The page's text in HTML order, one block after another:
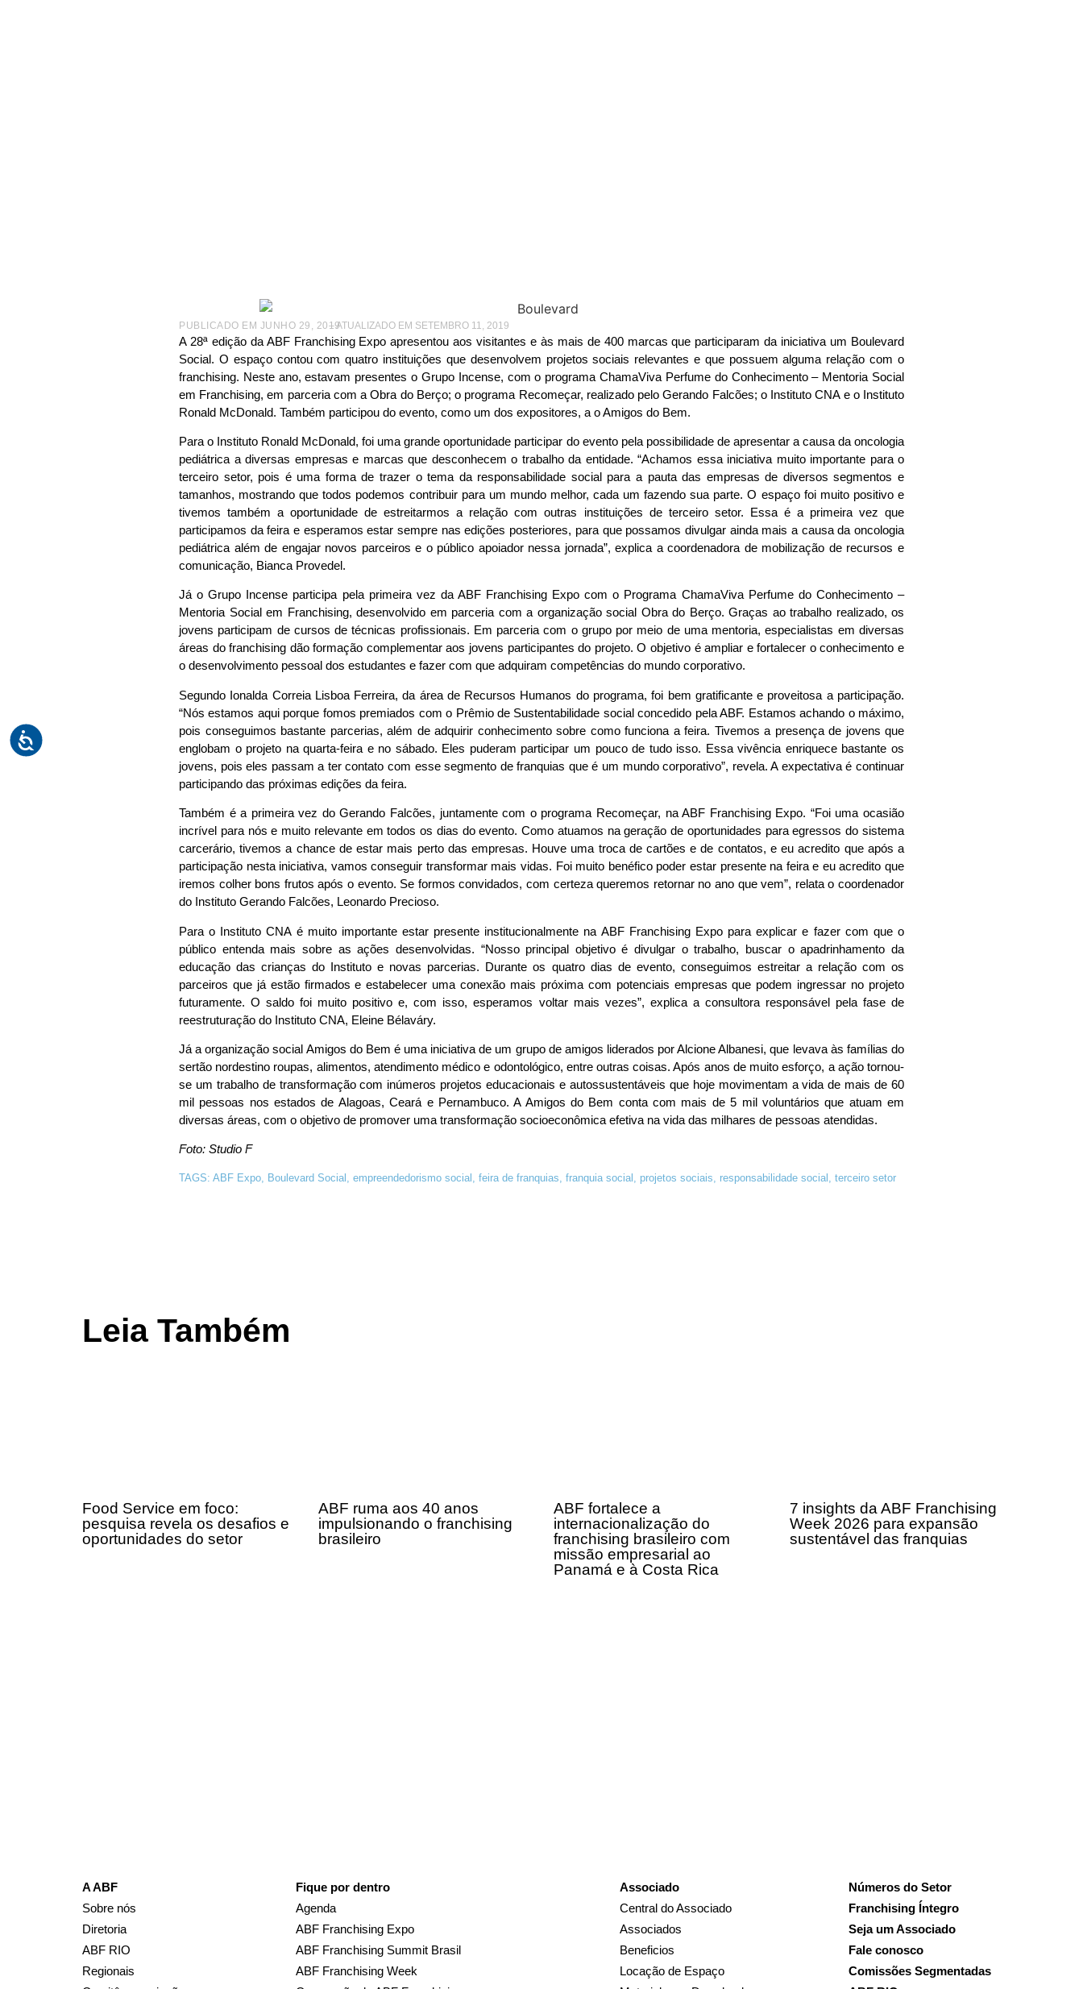
PUBLICADO EM JUNHO 29, 2019– ATUALIZADO EM SETEMBRO 11, 2019
A 28ª edição da ABF Franchising Expo apresentou aos visitantes e às mais de 400 marcas que participaram da iniciativa um Boulevard
Social. O espaço contou com quatro instituições que desenvolvem projetos sociais relevantes e que possuem alguma relação com o
franchising. Neste ano, estavam presentes o Grupo Incense, com o programa ChamaViva Perfume do Conhecimento – Mentoria Social
em Franchising, em parceria com a Obra do Berço; o programa Recomeçar, realizado pelo Gerando Falcões; o Instituto CNA e o Instituto
Ronald McDonald. Também participou do evento, como um dos expositores, a o Amigos do Bem.
Para o Instituto Ronald McDonald, foi uma grande oportunidade participar do evento pela possibilidade de apresentar a causa da oncologia
pediátrica a diversas empresas e marcas que desconhecem o trabalho da entidade. “Achamos essa iniciativa muito importante para o
terceiro setor, pois é uma forma de trazer o tema da responsabilidade social para a pauta das empresas de diversos segmentos e
tamanhos, mostrando que todos podemos contribuir para um mundo melhor, cada um fazendo sua parte. O espaço foi muito positivo e
tivemos também a oportunidade de estreitarmos a relação com outras instituições de terceiro setor. Essa é a primeira vez que
participamos da feira e esperamos estar sempre nas edições posteriores, para que possamos divulgar ainda mais a causa da oncologia
pediátrica além de engajar novos parceiros e o público apoiador nessa jornada”, explica a coordenadora de mobilização de recursos e
comunicação, Bianca Provedel.
Já o Grupo Incense participa pela primeira vez da ABF Franchising Expo com o Programa ChamaViva Perfume do Conhecimento –
Mentoria Social em Franchising, desenvolvido em parceria com a organização social Obra do Berço. Graças ao trabalho realizado, os
jovens participam de cursos de técnicas profissionais. Em parceria com o grupo por meio de uma mentoria, especialistas em diversas
áreas do franchising dão formação complementar aos jovens participantes do projeto. O objetivo é ampliar e fortalecer o conhecimento e
o desenvolvimento pessoal dos estudantes e fazer com que adquiram competências do mundo corporativo.
Segundo Ionalda Correia Lisboa Ferreira, da área de Recursos Humanos do programa, foi bem gratificante e proveitosa a participação.
“Nós estamos aqui porque fomos premiados com o Prêmio de Sustentabilidade social concedido pela ABF. Estamos achando o máximo,
pois conseguimos bastante parcerias, além de adquirir conhecimento sobre como funciona a feira. Tivemos a presença de jovens que
englobam o projeto na quarta-feira e no sábado. Eles puderam participar um pouco de tudo isso. Essa vivência enriquece bastante os
jovens, pois eles passam a ter contato com esse segmento de franquias que é um mundo corporativo”, revela. A expectativa é continuar
participando das próximas edições da feira.
Também é a primeira vez do Gerando Falcões, juntamente com o programa Recomeçar, na ABF Franchising Expo. “Foi uma ocasião
incrível para nós e muito relevante em todos os dias do evento. Como atuamos na geração de oportunidades para egressos do sistema
carcerário, tivemos a chance de estar mais perto das empresas. Houve uma troca de cartões e de contatos, e eu acredito que após a
participação nesta iniciativa, vamos conseguir transformar mais vidas. Foi muito benéfico poder estar presente na feira e eu acredito que
iremos colher bons frutos após o evento. Se formos convidados, com certeza queremos retornar no ano que vem”, relata o coordenador
do Instituto Gerando Falcões, Leonardo Precioso.
Para o Instituto CNA é muito importante estar presente institucionalmente na ABF Franchising Expo para explicar e fazer com que o
público entenda mais sobre as ações desenvolvidas. “Nosso principal objetivo é divulgar o trabalho, buscar o apadrinhamento da
educação das crianças do Instituto e novas parcerias. Durante os quatro dias de evento, conseguimos estreitar a relação com os
parceiros que já estão firmados e estabelecer uma conexão mais próxima com potenciais empresas que podem ingressar no projeto
futuramente. O saldo foi muito positivo e, com isso, esperamos voltar mais vezes”, explica a consultora responsável pela fase de
reestruturação do Instituto CNA, Eleine Bélaváry.
Já a organização social Amigos do Bem é uma iniciativa de um grupo de amigos liderados por Alcione Albanesi, que levava às famílias do
sertão nordestino roupas, alimentos, atendimento médico e odontológico, entre outras coisas. Após anos de muito esforço, a ação tornou-
se um trabalho de transformação com inúmeros projetos educacionais e autossustentáveis que hoje movimentam a vida de mais de 60
mil pessoas nos estados de Alagoas, Ceará e Pernambuco. A Amigos do Bem conta com mais de 5 mil voluntários que atuam em
diversas áreas, com o objetivo de promover uma transformação socioeconômica efetiva na vida das milhares de pessoas atendidas.
Foto: Studio F
TAGS: ABF Expo Boulevard Social empreendedorismo social feira de franquias franquia social projetos sociais responsabilidade social terceiro setor
Leia Também
Food Service em foco:
pesquisa revela os desafios e
oportunidades do setor
ABF ruma aos 40 anos
impulsionando o franchising
brasileiro
ABF fortalece a
internacionalização do
franchising brasileiro com
missão empresarial ao
Panamá e à Costa Rica
7 insights da ABF Franchising
Week 2026 para expansão
sustentável das franquias
A ABF
Sobre nós
Diretoria
ABF RIO
Regionais
Fique por dentro
Agenda
ABF Franchising Expo
ABF Franchising Summit Brasil
ABF Franchising Week
Associado
Central do Associado
Associados
Beneficios
Locação de Espaço
Números do Setor
Franchising Íntegro
Seja um Associado
Fale conosco
Comissões Segmentadas